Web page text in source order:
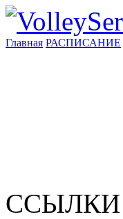
Главная РАСПИСАНИЕ
ССЫЛКИ